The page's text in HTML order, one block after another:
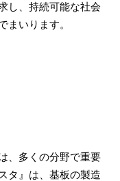
し、持続可能な社会
まいります。
、多くの分野で重要
タ』は、基板の製造